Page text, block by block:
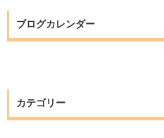
ブログカレンダー
カテゴリー